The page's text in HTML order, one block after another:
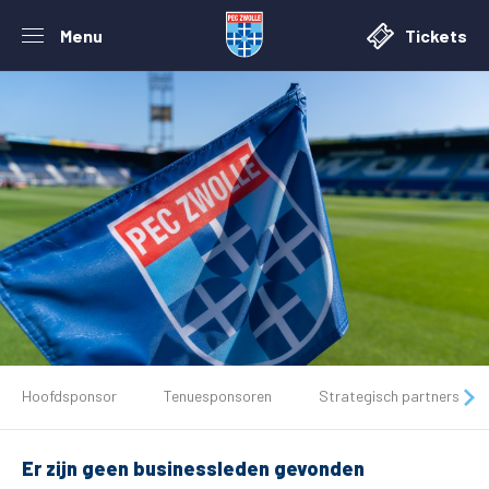
Menu Tickets
Tickets
Matchdays
Hoofdsponsor Tenuesponsoren Strategisch partners
Er zijn geen businessleden gevonden